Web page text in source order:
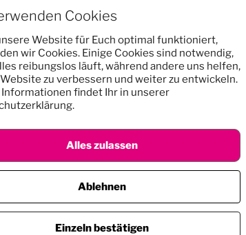
Erforderliche Felder sind mit
Cookies
Website für Euch optimal funktioniert,
wir Cookies. Einige Cookies sind notwendig,
reibungslos läuft, während andere uns helfen,
zu verbessern und weiter zu entwickeln.
Informationen findet Ihr in unserer
Alles zulassen
Ablehnen
Einzeln bestätigen